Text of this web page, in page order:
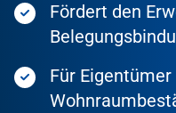
Fördert den
Für